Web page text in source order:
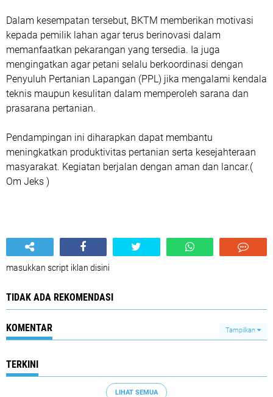
Dalam kesempatan tersebut, BKTM memberikan motivasi
kepada pemilik lahan agar terus berinovasi dalam
memanfaatkan pekarangan yang tersedia. Ia juga
mengingatkan agar petani selalu berkoordinasi dengan
Penyuluh Pertanian Lapangan (PPL) jika mengalami kendala
teknis maupun kesulitan dalam memperoleh sarana dan
prasarana pertanian.
Pendampingan ini diharapkan dapat membantu
meningkatkan produktivitas pertanian serta kesejahteraan
masyarakat. Kegiatan berjalan dengan aman dan lancar.(
Om Jeks )
masukkan script iklan disini
TIDAK ADA REKOMENDASI
KOMENTAR Tampilkan
TERKINI
LIHAT SEMUA